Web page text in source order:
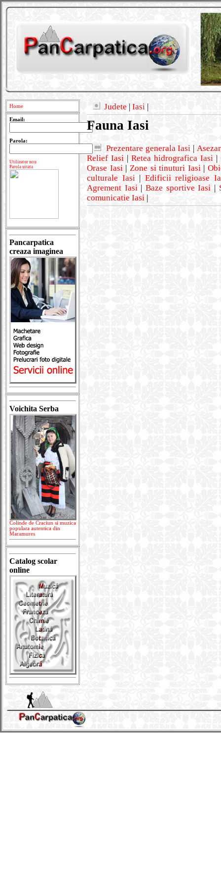
Home
Email:
Parola:
Utilizator nou
Parola uitata
Pancarpatica
creaza imaginea
Voichita Serba
Colinde de Craciun si muzica
populara autentica din
Maramures
Catalog scolar
online
Judete | Iasi |
Fauna Iasi
Prezentare generala Iasi |
Relief Iasi | Retea hidrografica Iasi |
Orase Iasi | Zone si tinuturi Iasi |
culturale Iasi | Edificii religioase
Agrement Iasi | Baze sportive Iasi |
comunicatie Iasi |